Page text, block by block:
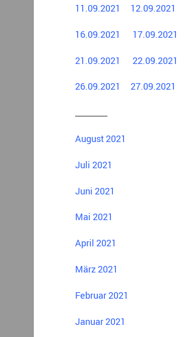
11.09.2021 12.09.2021
16.09.2021 17.09.2021
21.09.2021 22.09.2021
26.09.2021 27.09.2021
August 2021
Juli 2021
Juni 2021
Mai 2021
April 2021
März 2021
Februar 2021
Januar 2021